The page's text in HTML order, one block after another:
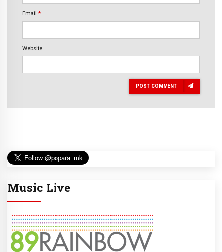
Email *
Website
POST COMMENT
Music Live